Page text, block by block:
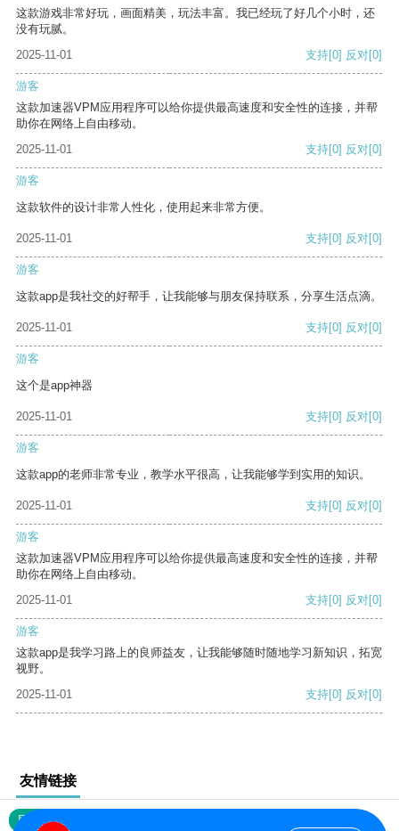
这款游戏非常好玩，画面精美，玩法丰富。我已经玩了好几个小时，还
没有玩腻。
2025-11-01
支持[0] 反对[0]
游客
这款加速器VPM应用程序可以给你提供最高速度和安全性的连接，并帮
助你在网络上自由移动。
2025-11-01
支持[0] 反对[0]
游客
这款软件的设计非常人性化，使用起来非常方便。
2025-11-01 支持[0] 反对[0]
游客
这款app是我社交的好帮手，让我能够与朋友保持联系，分享生活点滴。
2025-11-01 支持[0] 反对[0]
游客
这个是app神器
2025-11-01 支持[0] 反对[0]
游客
这款app的老师非常专业，教学水平很高，让我能够学到实用的知识。
2025-11-01 支持[0] 反对[0]
游客
这款加速器VPM应用程序可以给你提供最高速度和安全性的连接，并帮
助你在网络上自由移动。
2025-11-01
支持[0] 反对[0]
游客
这款app是我学习路上的良师益友，让我能够随时随地学习新知识，拓宽
视野。
2025-11-01
支持[0] 反对[0]
友情链接
网站地图